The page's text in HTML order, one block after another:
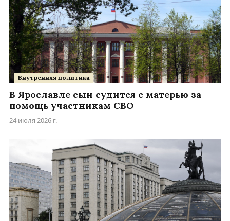
Внутренняя политика
В Ярославле сын судится с матерью за
помощь участникам СВО
24 июля 2026 г.